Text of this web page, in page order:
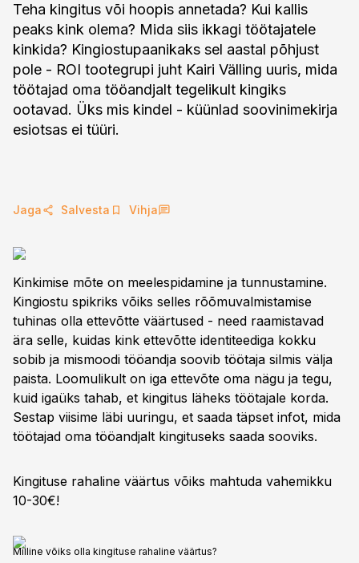
Teha kingitus või hoopis annetada? Kui kallis
peaks kink olema? Mida siis ikkagi töötajatele
kinkida? Kingiostupaanikaks sel aastal põhjust
pole - ROI tootegrupi juht Kairi Välling uuris, mida
töötajad oma tööandjalt tegelikult kingiks
ootavad. Üks mis kindel - küünlad soovinimekirja
esiotsas ei tüüri.
Jaga Salvesta Vihja
Kinkimise mõte on meelespidamine ja tunnustamine.
Kingiostu spikriks võiks selles rõõmuvalmistamise
tuhinas olla ettevõtte väärtused - need raamistavad
ära selle, kuidas kink ettevõtte identiteediga kokku
sobib ja mismoodi tööandja soovib töötaja silmis välja
paista. Loomulikult on iga ettevõte oma nägu ja tegu,
kuid igaüks tahab, et kingitus läheks töötajale korda.
Sestap viisime läbi uuringu, et saada täpset infot, mida
töötajad oma tööandjalt kingituseks saada sooviks.
Kingituse rahaline väärtus võiks mahtuda vahemikku
10-30€!
Milline võiks olla kingituse rahaline väärtus?